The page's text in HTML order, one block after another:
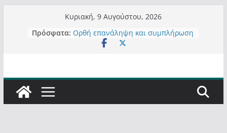
περιεχόμενο
Κυριακή, 9 Αυγούστου, 2026
Πρόσφατα: Τα μεγάλα έργα – επιτυχίες που
“μεταμορφώνουν” την Καστοριά,
Έρχεται Beer Festival & Walk in the